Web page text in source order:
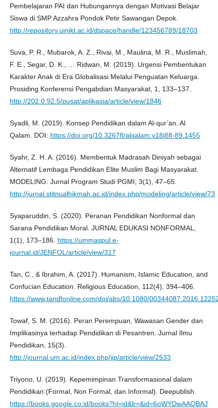
Pembelajaran PAI dan Hubungannya dengan Motivasi Belajar
Siswa di SMP Azzahra Pondok Petir Sawangan Depok.
http://repository.uinjkt.ac.id/dspace/handle/123456789/18703
Suva, P. R., Mubarok, A. Z., Rivai, M., Maulina, M. R., Muslimah,
F. E., Segar, D. K., … Ridwan, M. (2019). Urgensi Pembentukan
Karakter Anak di Era Globalisasi Melalui Penguatan Keluarga.
Prosiding Konferensi Pengabdian Masyarakat, 1, 133–137.
http://202.0.92.5/pusat/aplikasia/article/view/1846
Syadli, M. (2019). Konsep Pendidikan dalam Al-qur’an. Al
Qalam. DOI: https://doi.org/10.32678/alqalam.v18i88-89.1455
Syahr, Z. H. A. (2016). Membentuk Madrasah Diniyah sebagai
Alternatif Lembaga Pendidikan Elite Muslim Bagi Masyarakat.
MODELING: Jurnal Program Studi PGMI, 3(1), 47–65.
http://jurnal.stitnualhikmah.ac.id/index.php/modeling/article/view/73
Syaparuddin, S. (2020). Peranan Pendidikan Nonformal dan
Sarana Pendidikan Moral. JURNAL EDUKASI NONFORMAL,
1(1), 173–186. https://ummaspul.e-
journal.id/JENFOL/article/view/317
Tan, C., & Ibrahim, A. (2017). Humanism, Islamic Education, and
Confucian Education. Religious Education, 112(4), 394–406.
https://www.tandfonline.com/doi/abs/10.1080/
Towaf, S. M. (2016). Peran Perempuan, Wawasan Gender dan
Implikasinya terhadap Pendidikan di Pesantren. Jurnal Ilmu
Pendidikan, 15(3).
http://journal.um.ac.id/index.php/jip/article/view/2533
Triyono, U. (2019). Kepemimpinan Transformasional dalam
Pendidikan:(Formal, Non Formal, dan Informal). Deepublish.
https://books.google.co.id/books?hl=id&lr=&id=6oWYDwAAQBAJ